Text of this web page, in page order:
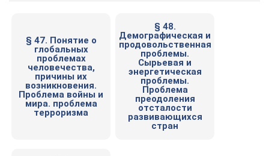
§ 47. Понятие о
глобальных
проблемах
человечества,
причины их
возникновения.
Проблема войны и
мира. проблема
терроризма
§ 48.
Демографическая и
продовольственная
проблемы.
Сырьевая и
энергетическая
проблемы.
Проблема
преодоления
отсталости
развивающихся
стран